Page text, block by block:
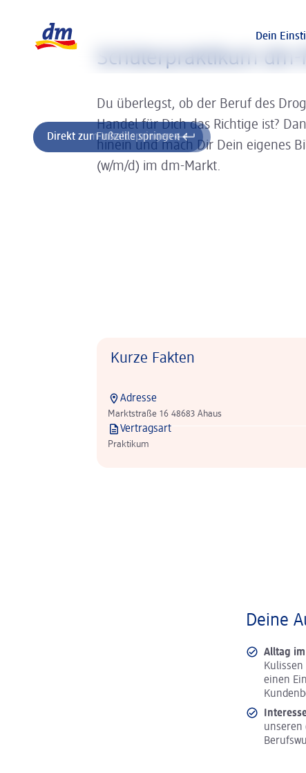
Direkt zum Inhalt springen
Direkt zur Fußzeile springen
Dein
Schülerpraktikum dm-
Du überlegst, ob der Beruf des
Handel für Dich das Richtige ist?
hinein und mach Dir Dein eigenes
(w/m/d) im dm-Markt.
Kurze Fakten
Adresse
Marktstraße 16 48683 Ahaus
Vertragsart
Praktikum
Deine
Alltag
einen
unseren